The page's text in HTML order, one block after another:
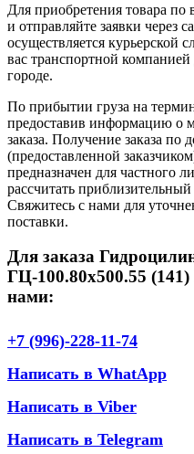
Для приобретения товара
и отправляйте заявки через
осуществляется курьерской
вас транспортной
городе.
По прибытии груза на
предоставив информацию о
заказа. Получение заказа по
(предоставленной
предназначен для частного
рассчитать
Свяжитесь с нами для
поставки.
Для заказа
ГЦ-100.80х500.55
нами:
+7 (996)-228-11-74
Написать в WhatApp
Написать в Viber
Написать в Telegram